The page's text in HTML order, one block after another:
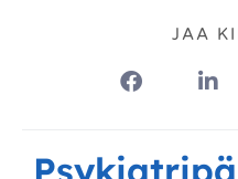
JAA